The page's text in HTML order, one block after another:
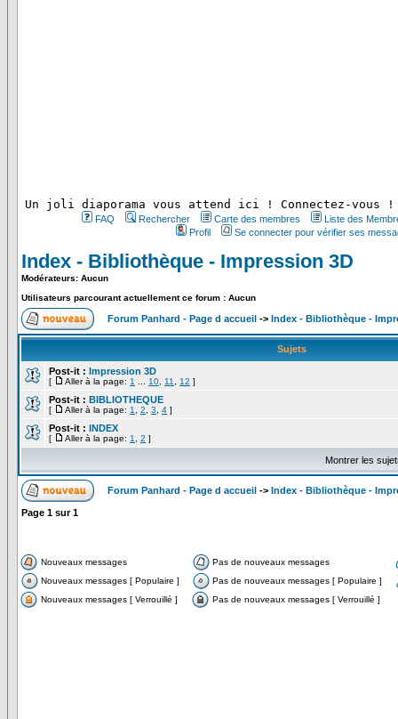
Un joli diaporama vous attend ici ! Connectez-vous !
FAQ Rechercher Carte des membres
Liste des
Profil
Se connecter pour vérifier ses
Index - Bibliothèque - Impression 3D
Modérateurs: Aucun
Utilisateurs parcourant actuellement ce forum : Aucun
Forum Panhard - Page d accueil -> Index - Bibliothèque -
Sujets
Post-it : Impression 3D
[ Aller à la page: 1 10 11 12 ]
Post-it : BIBLIOTHEQUE
[ Aller à la page: 1 2 3 4 ]
Post-it : INDEX
[ Aller à la page: 1 2 ]
Montrer les
Forum Panhard - Page d accueil -> Index - Bibliothèque -
Page 1 sur1
Nouveaux messages
Pas de nouveaux messages
Nouveaux messages [ Populaire ]
Pas de nouveaux messages [ Populaire ]
Nouveaux messages [ Verrouillé ]
Pas de nouveaux messages [ Verrouillé ]